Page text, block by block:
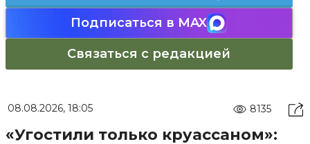
Подписаться в MAX
Связаться с редакцией
08.08.2026, 18:05 8135
«Угостили только круассаном»: